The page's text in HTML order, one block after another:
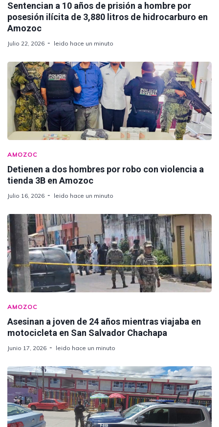
Sentencian a 10 años de prisión a hombre por
posesión ilícita de 3,880 litros de hidrocarburo en
Amozoc
Julio 22, 2026 leido hace un minuto
AMOZOC
Detienen a dos hombres por robo con violencia a
tienda 3B en Amozoc
Julio 16, 2026 leido hace un minuto
AMOZOC
Asesinan a joven de 24 años mientras viajaba en
motocicleta en San Salvador Chachapa
Junio 17, 2026 leido hace un minuto